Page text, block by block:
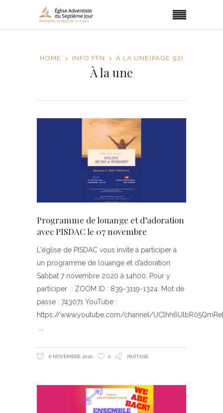
HOME INFO FFN À LA UNE (PAGE 92)
À la une
Programme de louange et d’adoration
avec PISDAC le 07 novembre
L'église de PISDAC vous invite à participer à
un programme de louange et d’adoration
Sabbat 7 novembre 2020 à 14h00. Pour y
participer : ZOOM ID : 839-3119-1324. Mot de
passe : 743071 YouTube :
https://www.youtube.com/channel/
6 NOVEMBRE 2020 0 PARTAGE